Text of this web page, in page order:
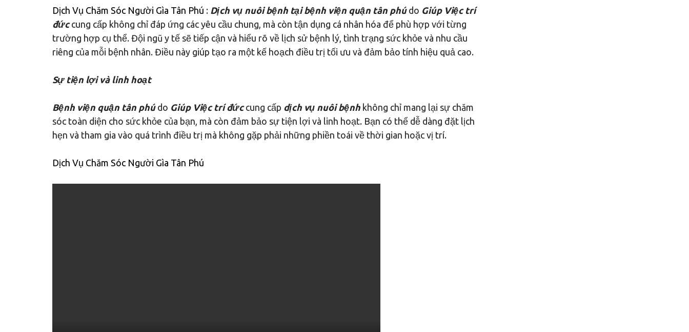
Dịch Vụ Chăm Sóc Người Gìa Tân Phú : Dịch vụ nuôi bệnh tại bệnh viện quận tân phúdo Giúp Việc trí
đứccung cấp không chỉ đáp ứng các yêu cầu chung, mà còn tận dụng cá nhân hóa để phù hợp với từng
trường hợp cụ thể. Đội ngũ y tế sẽ tiếp cận và hiểu rõ về lịch sử bệnh lý, tình trạng sức khỏe và nhu cầu
riêng của mỗi bệnh nhân. Điều này giúp tạo ra một kế hoạch điều trị tối ưu và đảm bảo tính hiệu quả cao.
Sự tiện lợi và linh hoạt
Bệnh viện quận tân phúdo Giúp Việc trí đứccung cấp dịch vụ nuôi bệnh không chỉ mang lại sự chăm
sóc toàn diện cho sức khỏe của bạn, mà còn đảm bảo sự tiện lợi và linh hoạt. Bạn có thể dễ dàng đặt lịch
hẹn và tham gia vào quá trình điều trị mà không gặp phải những phiền toái về thời gian hoặc vị trí.
Dịch Vụ Chăm Sóc Người Gìa Tân Phú